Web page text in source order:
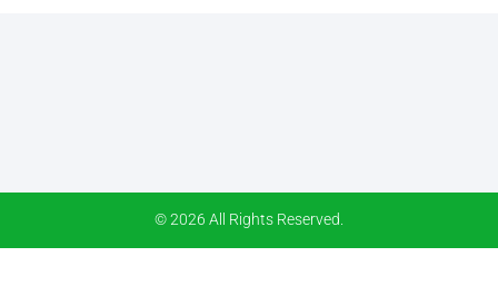
© 2026 All Rights Reserved.